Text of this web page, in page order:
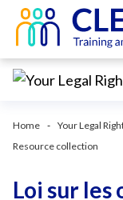
Home
Your Legal
Resource collection
Loi sur les